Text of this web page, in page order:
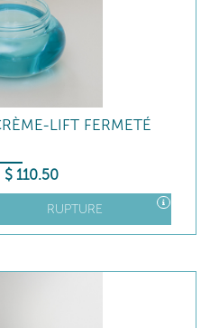
LIFT FERMETÉ
$ 110.50
RUPTURE